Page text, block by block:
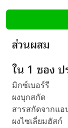
ส่วนผสม
ใน 1 ซอง ป
มิกซ์เบอร์รี
ผงบุกสกัด
สารสกัดจากแอ
ผงไซเลี่ยมฮัสก์